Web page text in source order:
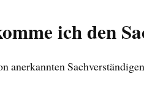
ich den
anerkannten